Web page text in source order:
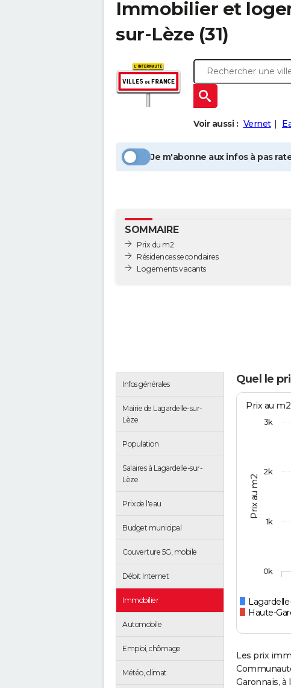
Immobilier et
sur-Lèze (31)
Voir aussi : Vernet
Je m'abonne aux infos à pas
SOMMAIRE
Prix du m2
Résidences secondaires
Logements vacants
Infos générales
Mairie de Lagardelle-sur-
Lèze
Population
Salaires à Lagardelle-sur-
Lèze
Prix de l'eau
Budget municipal
Couverture 5G, mobile
Débit Internet
Immobilier
Automobile
Emploi, chômage
Météo, climat
Quel le
Prix au m2
Prix au
Haute-
0k
1k
2k
3k
Les prix
Garonnais,